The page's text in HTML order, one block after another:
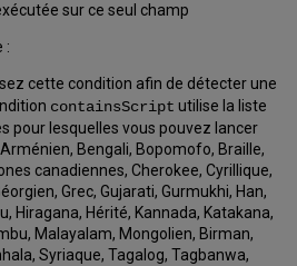
sur ce seul champ
:
cette condition afin de détecter une
containsScript utilise la liste
pour lesquelles vous pouvez lancer
Bengali, Bopomofo, Braille,
canadiennes, Cherokee, Cyrillique,
Grec, Gujarati, Gurmukhi, Han,
Hiragana, Hérité, Kannada, Katakana,
Malayalam, Mongolien, Birman,
Syriaque, Tagalog, Tagbanwa,